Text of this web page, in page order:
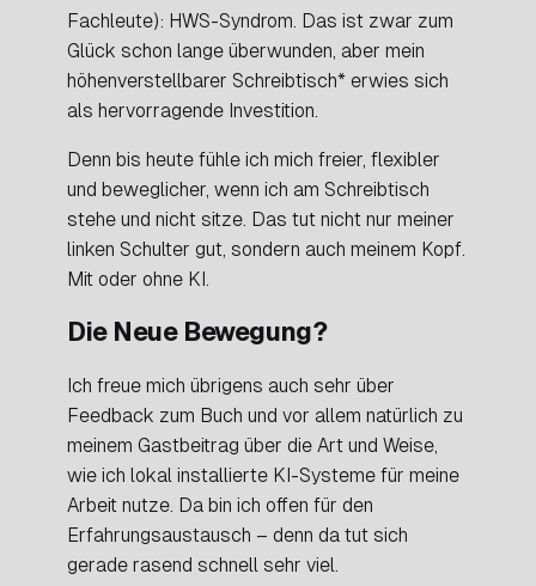
Fachleute): HWS-Syndrom. Das ist zwar zum
Glück schon lange überwunden, aber mein
höhenverstellbarer Schreibtisch* erwies sich
als hervorragende Investition.
Denn bis heute fühle ich mich freier, flexibler
und beweglicher, wenn ich am Schreibtisch
stehe und nicht sitze. Das tut nicht nur meiner
linken Schulter gut, sondern auch meinem Kopf.
Mit oder ohne KI.
Die Neue Bewegung?
Ich freue mich übrigens auch sehr über
Feedback zum Buch und vor allem natürlich zu
meinem Gastbeitrag über die Art und Weise,
wie ich lokal installierte KI-Systeme für meine
Arbeit nutze. Da bin ich offen für den
Erfahrungsaustausch – denn da tut sich
gerade rasend schnell sehr viel.